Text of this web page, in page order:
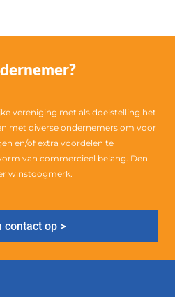
vereniging met als doelstelling het
met diverse ondernemers om voor
en/of extra voordelen te
van commercieel belang. Den
winstoogmerk.
contact op >